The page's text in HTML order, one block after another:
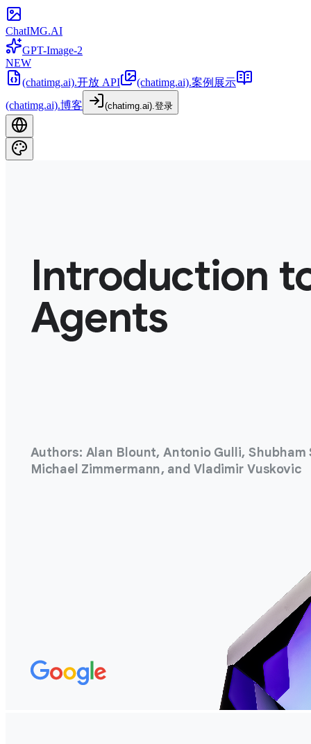
ChatIMG.AI
GPT-Image-2
NEW
(chatimg.ai).开放 API
(chatimg.ai).案例展示
(chatimg.ai).博客
(chatimg.ai).登录